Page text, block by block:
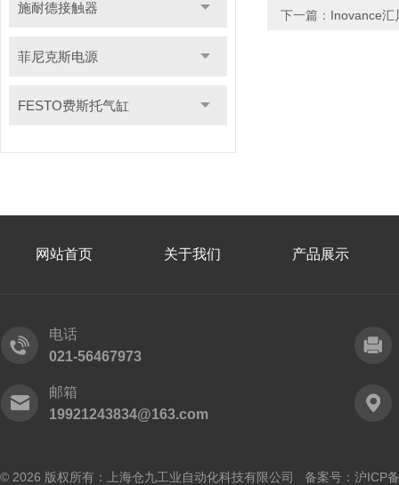
施耐德接触器
菲尼克斯电源
FESTO费斯托气缸
下一篇： Inovance汇
网站首页 关于我们 产品展示
电话
021-56467973
邮箱
19921243834@163.com
© 2026 版权所有：上海仓九工业自动化科技有限公司 备案号： 沪ICP